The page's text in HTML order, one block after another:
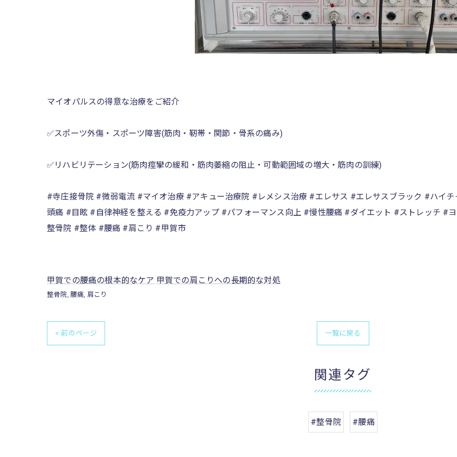
マイオパルスの得意な治療をご紹介
✅スポーツ外傷・スポーツ障害(筋肉・靭帯・関節・骨系の痛み)
✅リハビリテーション(筋肉痙攣の緩和・筋肉萎縮の阻止・可動範囲域の増大・筋肉の訓練)
#寺庄接骨院 #微弱電流 #マイオ治療 #アキュー治療院 #レメシス治療 #エレサス #エレサスブラック #ハイ
頭痛 #目眩 #自律神経を整える #免疫力アップ #パフォーマンス向上 #慢性腰痛 #ダイエット #ストレッチ #
整骨院 #整体 #腰痛 #肩こり #甲賀市
甲賀での腰痛の根本的なケア 甲賀での肩こりへの長期的な対処
整骨院 腰痛 肩こり
< 前のページ 一覧に戻る
関連タグ
#整骨院 #腰痛